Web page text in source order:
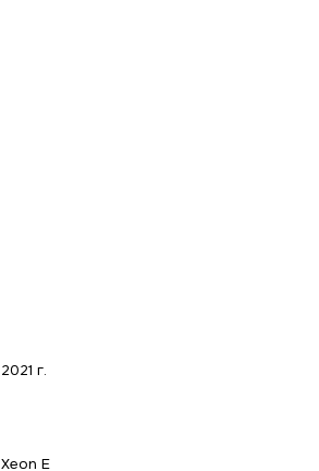
2021 г.
Xeon E